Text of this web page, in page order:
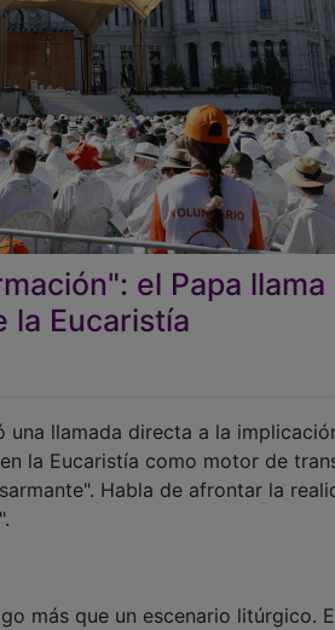
el Papa llama
la Eucaristía
una llamada directa a la
la Eucaristía como motor de
Habla de afrontar la
más que un escenario litúrgico.